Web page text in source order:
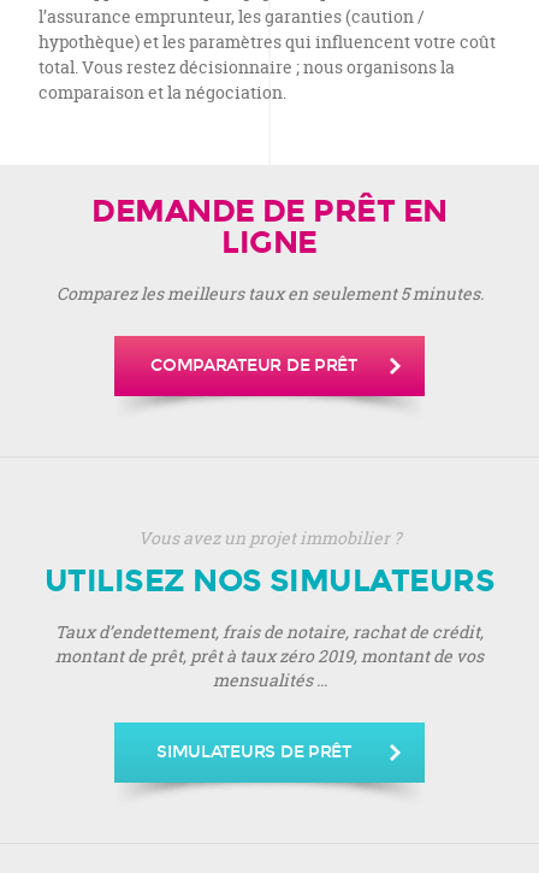
l’assurance emprunteur, les garanties (caution /
hypothèque) et les paramètres qui influencent votre coût
total. Vous restez décisionnaire ; nous organisons la
comparaison et la négociation.
DEMANDE DE PRÊT EN
LIGNE
Comparez les meilleurs taux en seulement 5 minutes.
COMPARATEUR DE PRÊT
Vous avez un projet immobilier ?
UTILISEZ NOS SIMULATEURS
Taux d’endettement, frais de notaire, rachat de crédit,
montant de prêt, prêt à taux zéro 2019, montant de vos
mensualités ...
SIMULATEURS DE PRÊT